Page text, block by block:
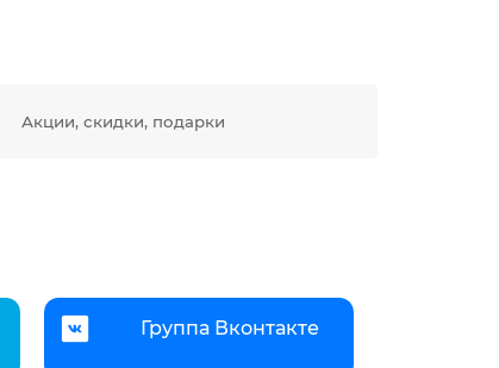
Акции, скидки, подарки
Группа Вконтакте